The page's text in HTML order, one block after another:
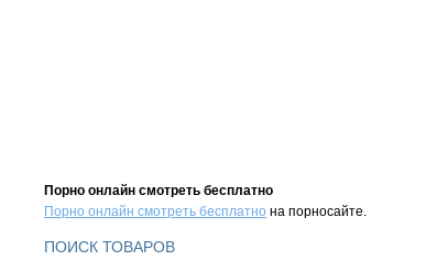
Порно онлайн смотреть бесплатно
Порно онлайн смотреть бесплатно на порносайте.
ПОИСК ТОВАРОВ